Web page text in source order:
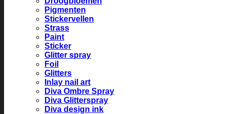
Pigmenten
Stickervellen
Strass
Paint
Sticker
Glitter spray
Foil
Glitters
Inlay nail art
Diva Ombre Spray
Diva Glitterspray
Diva design ink